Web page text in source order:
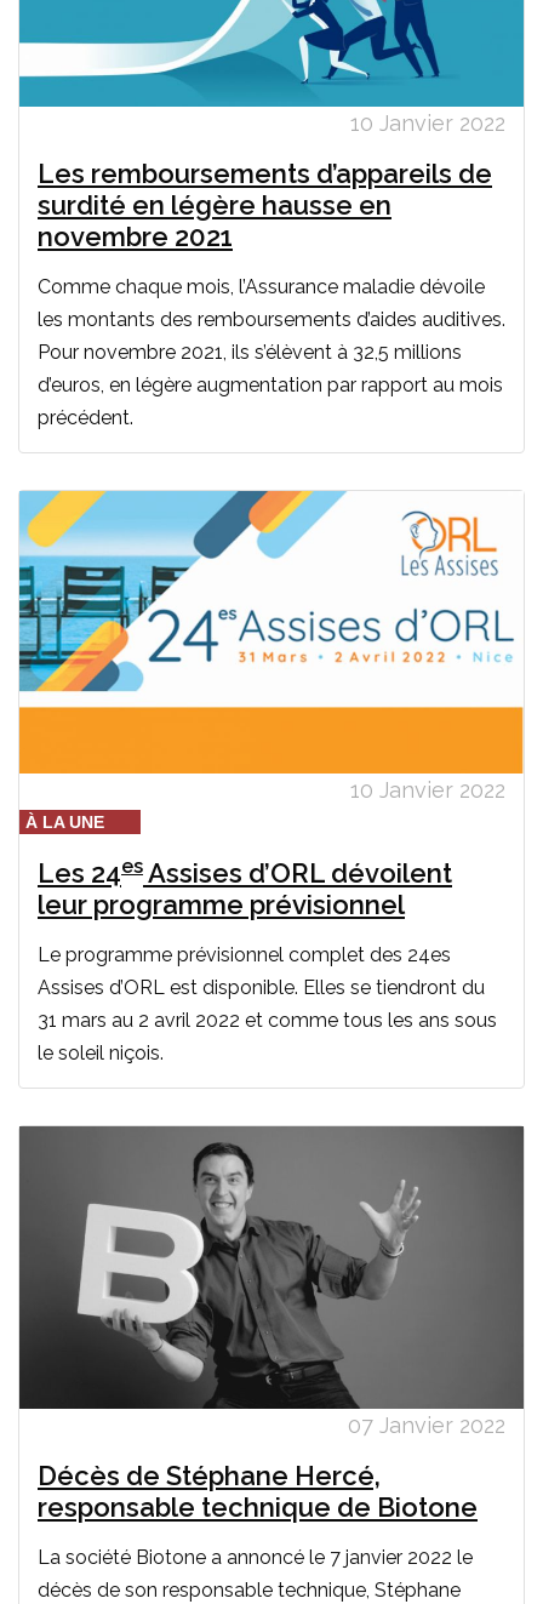
10 Janvier 2022
Les remboursements d’appareils de
surdité en légère hausse en
novembre 2021
Comme chaque mois, l’Assurance maladie dévoile
les montants des remboursements d’aides auditives.
Pour novembre 2021, ils s’élèvent à 32,5 millions
d’euros, en légère augmentation par rapport au mois
précédent.
10 Janvier 2022
À LA UNE
Les 24es Assises d’ORL dévoilent
leur programme prévisionnel
Le programme prévisionnel complet des 24es
Assises d’ORL est disponible. Elles se tiendront du
31 mars au 2 avril 2022 et comme tous les ans sous
le soleil niçois.
07 Janvier 2022
Décès de Stéphane Hercé,
responsable technique de Biotone
La société Biotone a annoncé le 7 janvier 2022 le
décès de son responsable technique, Stéphane